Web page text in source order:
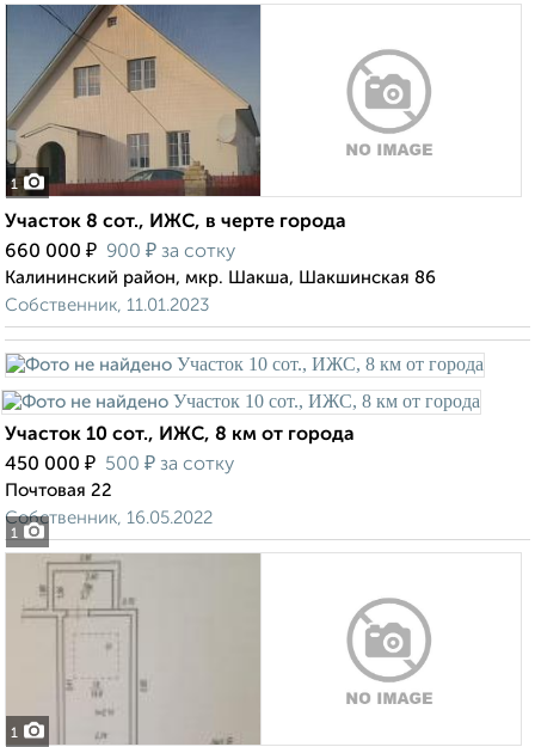
1
Участок 8 сот., ИЖС, в черте города
660 000 ₽ 900 ₽ за сотку
Калининский район, мкр. Шакша, Шакшинская 86
Собственник, 11.01.2023
1
Участок 10 сот., ИЖС, 8 км от города
450 000 ₽ 500 ₽ за сотку
Почтовая 22
Собственник, 16.05.2022
1